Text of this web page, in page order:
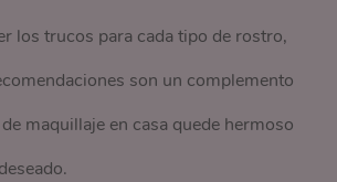
los trucos para cada tipo de rostro,
son un complemento
maquillaje en casa quede hermoso